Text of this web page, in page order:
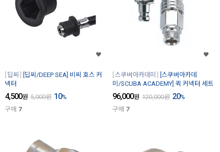
딥씨
[딥씨/DEEP SEA] 비씨 호스 커
넥터
4,500원 5,000원 10%
구매 7
스쿠버아카데미
[스쿠버아카데
미/SCUBA ACADEMY] 퀵 커넥터 세트
96,000원 120,000원 20%
구매 7